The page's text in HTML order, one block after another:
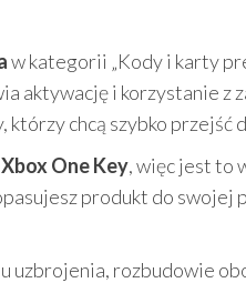
w kategorii „Kody i karty
aktywację i korzystanie z
chcą szybko przejść
Xbox One Key, więc jest to
produkt do
uzbrojenia, rozbudowie